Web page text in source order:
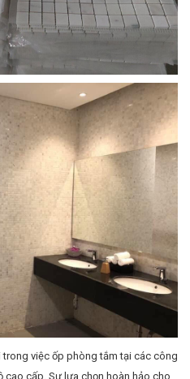
việc ốp phòng tắm tại các công
cao cấp. Sự lựa chọn hoàn hảo cho